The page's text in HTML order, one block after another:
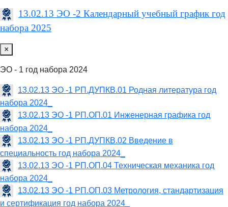
13.02.13 ЭО -2 Календарный учебный график год
набора 2025
×
ЭО - 1 год набора 2024
13.02.13 ЭО -1 РП.ДУПКВ.01 Родная литература год
набора 2024_
13.02.13 ЭО -1 РП.ОП.01 Инженерная графика год
набора 2024_
13.02.13 ЭО -1 РП.ДУПКВ.02 Введение в
специальность год набора 2024_
13.02.13 ЭО -1 РП.ОП.04 Техническая механика год
набора 2024_
13.02.13 ЭО -1 РП.ОП.03 Метрология, стандартизация
и сертификация год набора 2024_